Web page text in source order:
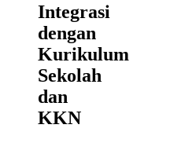
Integrasi
dengan
Kurikulum
Sekolah
dan
KKN